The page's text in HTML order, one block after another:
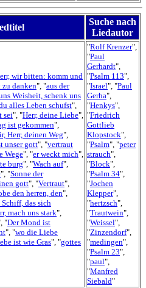
Suche nach
Liedautor
wir bitten: komm und
zu danken", "aus der
Weisheit, schenk uns
alles Leben schufst",
sei", "Herr, deine Liebe",
ist gekommen",
Herr, deinen Weg",
unser gott", "vertraut
Wege", "er weckt mich",
burg", "Wach auf",
", "Sonne der
gott", "Vertraut",
den herren, den",
das sich
mach uns stark",
"Der Mond ist
", "wo die Liebe
ist wie Gras", "gottes
"Rolf Krenzer",
"Paul
Gerhardt",
"Psalm 113",
"Israel", "Paul
Gerha",
"Henkys",
"Friedrich
Gottlieb
Klopstock",
"Psalm", "peter
strauch",
"Block",
"Psalm 34",
"Jochen
Klepper",
"hertzsch",
"Trautwein",
"Weissel",
"Zinzendorf",
"medingen",
"Psalm 23",
"paul",
"Manfred
Siebald"